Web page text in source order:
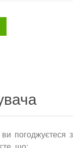
погоджуєтеся з